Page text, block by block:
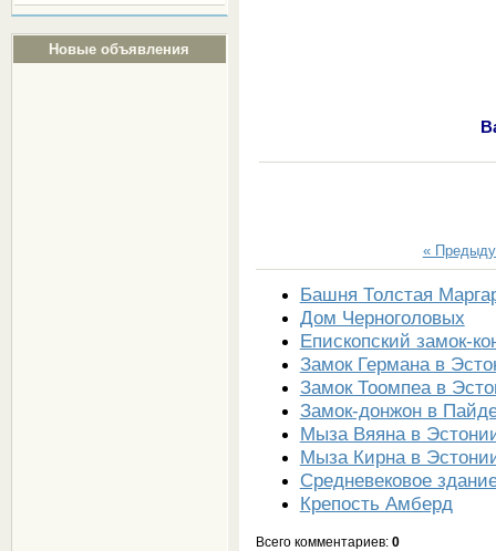
Новые объявления
«
Башня Толстая
Дом Черноголовых
Епископский замок-
Замок Германа в
Замок Тоомпеа в
Замок-донжон в
Мыза Вяяна в
Мыза Кирна в
Средневековое
Крепость Амберд
Всего комментариев: 0